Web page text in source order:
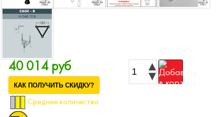
40 014 руб
КАК ПОЛУЧИТЬ СКИДКУ?
Среднее количество